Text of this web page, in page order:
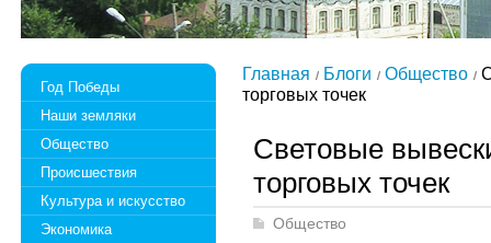
Год Победы
Наши земляки
Общество
Происшествия
Культура и искусство
Экономика
Главная Блоги Общество
торговых точек
Световые
торговых точек
Общество